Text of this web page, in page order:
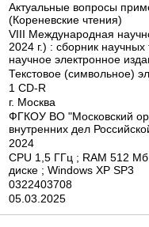
Актуальные вопросы
(Кореневские чтения)
VIII Международная
2024 г.) : сборник научных
научное электронное
Текстовое (символьное)
1 CD-R
г. Москва
ФГКОУ ВО "Московский
внутренних дел
2024
CPU 1,5 ГГц ; RAM 512
диске ; Windows XP SP3
0322403708
05.03.2025